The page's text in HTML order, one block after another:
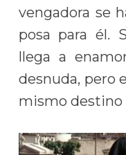
vengadora se
posa para él.
llega a
desnuda, pero
mismo destino